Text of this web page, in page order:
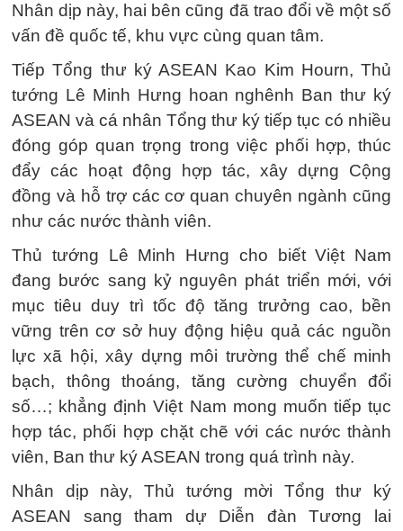
Nhân dịp này, hai bên cũng đã trao đổi về một số
vấn đề quốc tế, khu vực cùng quan tâm.
Tiếp Tổng thư ký ASEAN Kao Kim Hourn, Thủ
tướng Lê Minh Hưng hoan nghênh Ban thư ký
ASEAN và cá nhân Tổng thư ký tiếp tục có nhiều
đóng góp quan trọng trong việc phối hợp, thúc
đẩy các hoạt động hợp tác, xây dựng Cộng
đồng và hỗ trợ các cơ quan chuyên ngành cũng
như các nước thành viên.
Thủ tướng Lê Minh Hưng cho biết Việt Nam
đang bước sang kỷ nguyên phát triển mới, với
mục tiêu duy trì tốc độ tăng trưởng cao, bền
vững trên cơ sở huy động hiệu quả các nguồn
lực xã hội, xây dựng môi trường thể chế minh
bạch, thông thoáng, tăng cường chuyển đổi
số…; khẳng định Việt Nam mong muốn tiếp tục
hợp tác, phối hợp chặt chẽ với các nước thành
viên, Ban thư ký ASEAN trong quá trình này.
Nhân dịp này, Thủ tướng mời Tổng thư ký
ASEAN sang tham dự Diễn đàn Tương lai